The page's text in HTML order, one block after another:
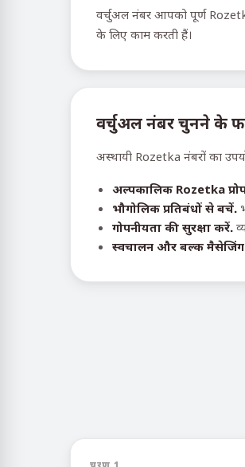
वर्चुअल नंबर आपको पूर्ण
के लिए काम करती हैं।
वर्चुअल नंबर चुनने के
अस्थायी Rozetka नंबरों का
अल्पकालिक Rozetka
भौगोलिक प्रतिबंधों से बचें.
गोपनीयता की सुरक्षा करें.
स्वचालन और बल्क मैसेजिंग
चरण 1